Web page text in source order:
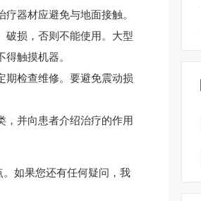
器材应避免与地面接触。
破损，否则不能使用。大型
触摸机器。
期检查维修。要避免震动损
，并向患者介绍治疗的作用
如果您还有任何疑问，我